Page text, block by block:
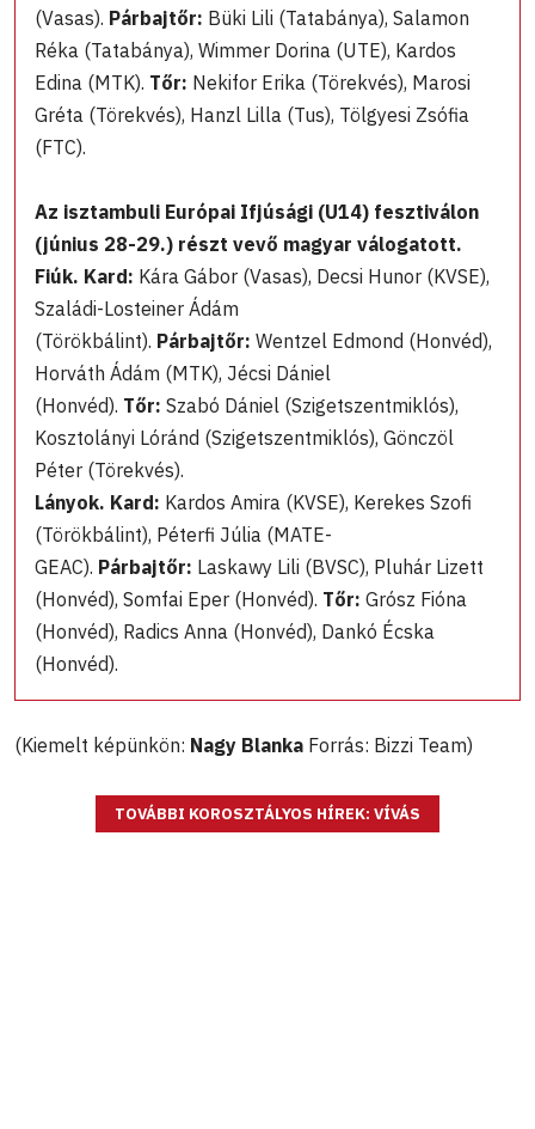
(Vasas). Párbajtőr: Büki Lili (Tatabánya), Salamon
Réka (Tatabánya), Wimmer Dorina (UTE), Kardos
Edina (MTK). Tőr: Nekifor Erika (Törekvés), Marosi
Gréta (Törekvés), Hanzl Lilla (Tus), Tölgyesi Zsófia
(FTC).
Az isztambuli Európai Ifjúsági (U14) fesztiválon
(június 28-29.) részt vevő magyar válogatott.
Fiúk. Kard: Kára Gábor (Vasas), Decsi Hunor (KVSE),
Szaládi-Losteiner Ádám
(Törökbálint). Párbajtőr: Wentzel Edmond (Honvéd),
Horváth Ádám (MTK), Jécsi Dániel
(Honvéd). Tőr: Szabó Dániel (Szigetszentmiklós),
Kosztolányi Lóránd (Szigetszentmiklós), Gönczöl
Péter (Törekvés).
Lányok. Kard: Kardos Amira (KVSE), Kerekes Szofi
(Törökbálint), Péterfi Júlia (MATE-
GEAC). Párbajtőr: Laskawy Lili (BVSC), Pluhár Lizett
(Honvéd), Somfai Eper (Honvéd). Tőr: Grósz Fióna
(Honvéd), Radics Anna (Honvéd), Dankó Écska
(Honvéd).
(Kiemelt képünkön: Nagy Blanka Forrás: Bizzi Team)
TOVÁBBI KOROSZTÁLYOS HÍREK: VÍVÁS